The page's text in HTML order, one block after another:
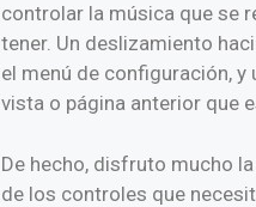
controlar la música que se
tener. Un deslizamiento
el menú de configuración,
vista o página anterior que
De hecho, disfruto mucho
de los controles que